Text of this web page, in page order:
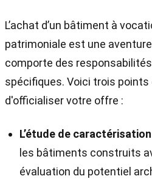
L’achat d’un bâtiment à
patrimoniale est une
comporte des
spécifiques. Voici trois
d'officialiser votre offre :
L’étude de
les bâtiments construits
évaluation du potentiel